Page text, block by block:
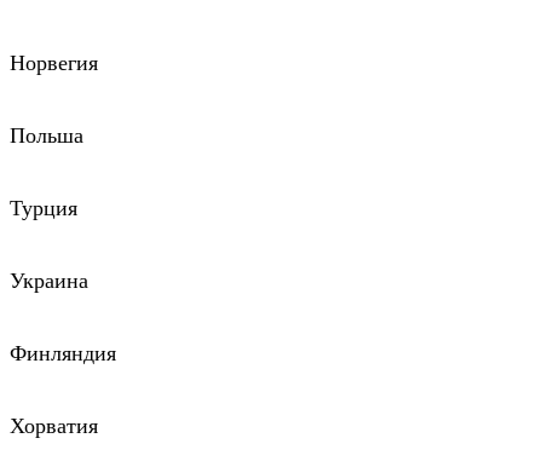
Норвегия
Польша
Турция
Украина
Финляндия
Хорватия